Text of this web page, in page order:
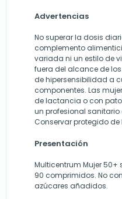
Advertencias
No superar la dosis
complemento
variada ni un estilo de
fuera del alcance de
de hipersensibilidad a
componentes. Las
de lactancia o con
un profesional
Conservar protegido
Presentación
Multicentrum Mujer 50+
90 comprimidos. No
azúcares añadidos.